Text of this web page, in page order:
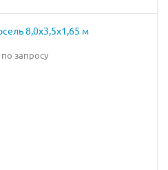
8,0х3,5х1,65 м
запросу